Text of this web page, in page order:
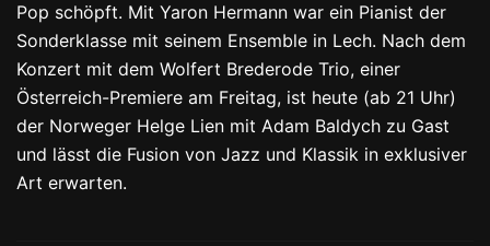
Pop schöpft. Mit Yaron Hermann war ein Pianist der
Sonderklasse mit seinem Ensemble in Lech. Nach dem
Konzert mit dem Wolfert Brederode Trio, einer
Österreich-Premiere am Freitag, ist heute (ab 21 Uhr)
der Norweger Helge Lien mit Adam Baldych zu Gast
und lässt die Fusion von Jazz und Klassik in exklusiver
Art erwarten.